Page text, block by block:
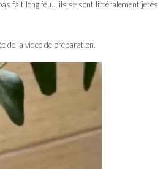
fait long feu… ils se sont littéralement jetés
de la vidéo de préparation.